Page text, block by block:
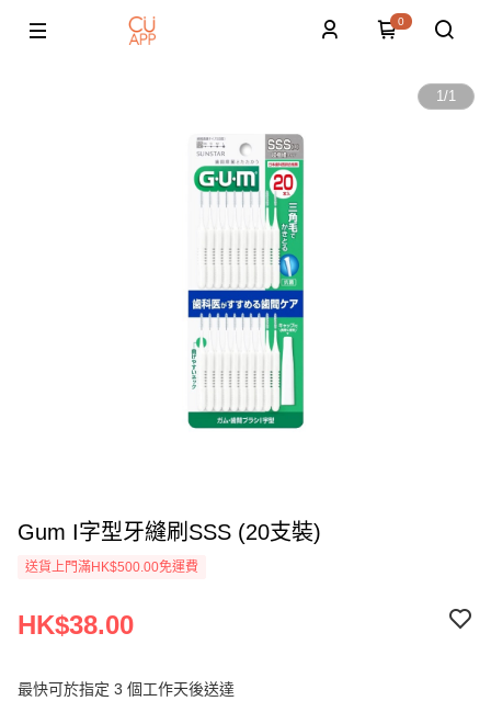
0
1/1
Gum I字型牙縫刷SSS (20支裝)
送貨上門滿HK$500.00免運費
HK$38.00
最快可於指定 3 個工作天後送達